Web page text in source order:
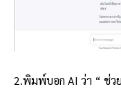
2.พิมพ์บอก AI ว่า “ ช่ว